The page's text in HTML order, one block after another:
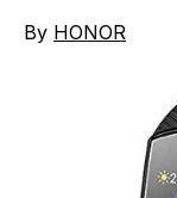
By HONOR